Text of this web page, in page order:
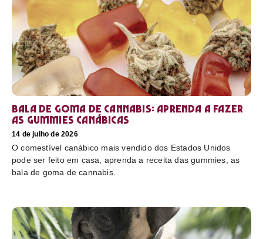
Bala de goma de cannabis: aprenda a fazer
as gummies canábicas
14 de julho de 2026
O comestível canábico mais vendido dos Estados Unidos
pode ser feito em casa, aprenda a receita das gummies, as
bala de goma de cannabis.